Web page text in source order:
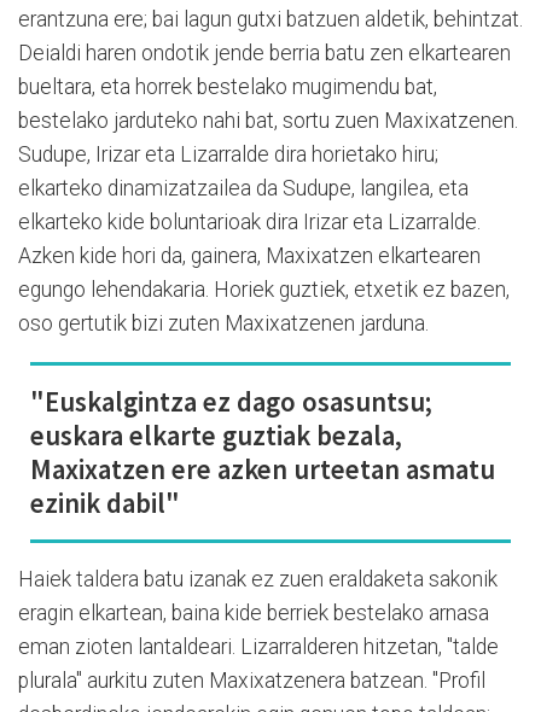
erantzuna ere; bai lagun gutxi batzuen aldetik, behintzat.
Deialdi haren ondotik jende berria batu zen elkartearen
bueltara, eta horrek bestelako mugimendu bat,
bestelako jarduteko nahi bat, sortu zuen Maxixatzenen.
Sudupe, Irizar eta Lizarralde dira horietako hiru;
elkarteko dinamizatzailea da Sudupe, langilea, eta
elkarteko kide boluntarioak dira Irizar eta Lizarralde.
Azken kide hori da, gainera, Maxixatzen elkartearen
egungo lehendakaria. Horiek guztiek, etxetik ez bazen,
oso gertutik bizi zuten Maxixatzenen jarduna.
"Euskalgintza ez dago osasuntsu;
euskara elkarte guztiak bezala,
Maxixatzen ere azken urteetan asmatu
ezinik dabil"
Haiek taldera batu izanak ez zuen eraldaketa sakonik
eragin elkartean, baina kide berriek bestelako arnasa
eman zioten lantaldeari. Lizarralderen hitzetan, "talde
plurala" aurkitu zuten Maxixatzenera batzean. "Profil